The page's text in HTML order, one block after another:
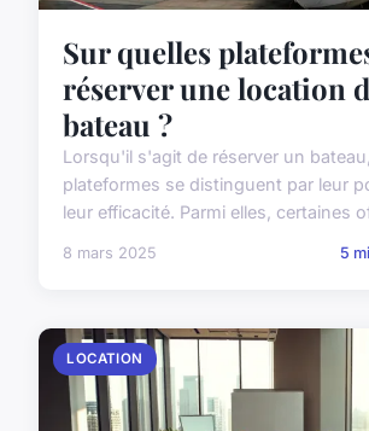
Sur quelles
réserver une location
bateau ?
Lorsqu'il s'agit de réserver un
plateformes se distinguent par leur
leur efficacité. Parmi elles, certaines
8 mars 2025 5
LOCATION